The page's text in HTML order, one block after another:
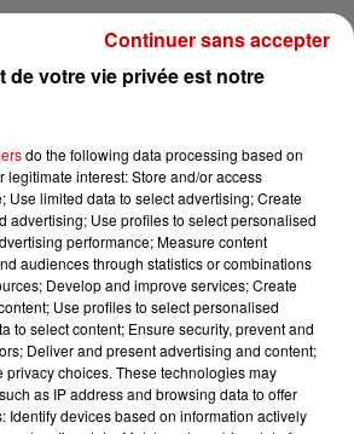
vos places pour le
Marché Gourmand 2026
!
Duel - Gagnez vos entrées
l'un des zoos de nos
!
de votre vie privée est notre
do the following data processing based on
legitimate interest: Store and/or access
Use limited data to select advertising; Create
advertising; Use profiles to select personalised
performance; Measure content
audiences through statistics or combinations
Develop and improve services; Create
Use profiles to select personalised
to select content; Ensure security, prevent and
Deliver and present advertising and content;
privacy choices. These technologies may
as IP address and browsing data to offer
Identify devices based on information actively
Continuer sans accepter